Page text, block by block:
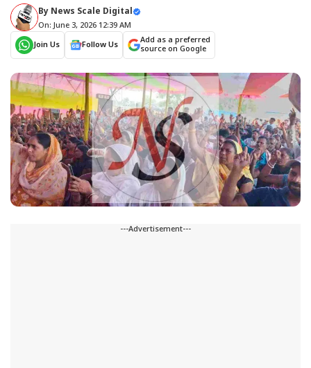
By News Scale Digital
On: June 3, 2026 12:39 AM
Join Us
Follow Us
Add as a preferred
source on Google
---Advertisement---